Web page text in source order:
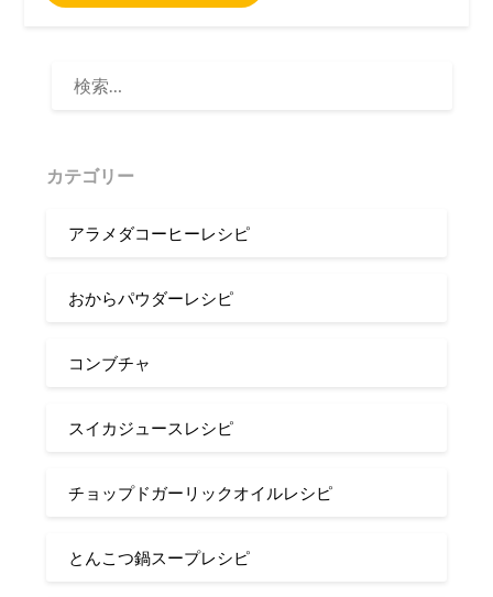
カテゴリー
アラメダコーヒーレシピ
おからパウダーレシピ
コンブチャ
スイカジュースレシピ
チョップドガーリックオイルレシピ
とんこつ鍋スープレシピ